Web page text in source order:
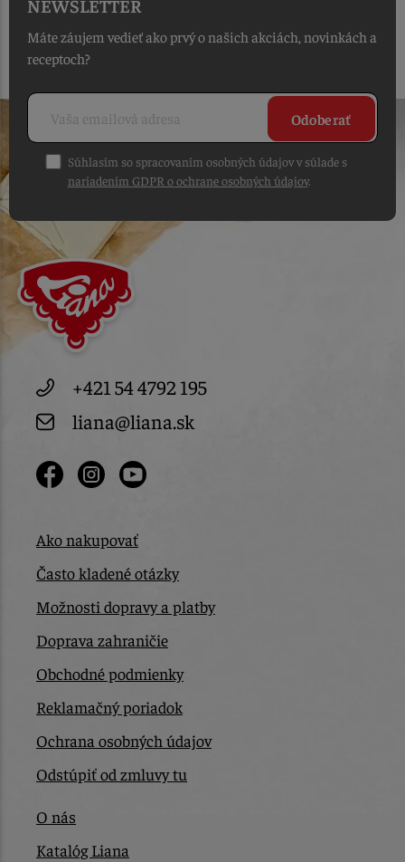
NEWSLETTER
Máte záujem vedieť ako prvý o našich akciách, novinkách a
receptoch?
Odoberať
Súhlasím so spracovaním osobných údajov v súlade s
nariadením GDPR o ochrane osobných údajov.
+421 54 4792 195
liana@liana.sk
Ako nakupovať
Často kladené otázky
Možnosti dopravy a platby
Doprava zahraničie
Obchodné podmienky
Reklamačný poriadok
Ochrana osobných údajov
Odstúpiť od zmluvy tu
O nás
Katalóg Liana